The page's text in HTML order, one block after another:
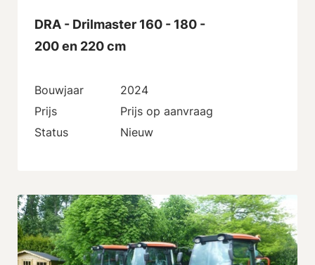
DRA - Drilmaster 160 - 180 -
200 en 220 cm
Bouwjaar
2024
Prijs
Prijs op aanvraag
Status
Nieuw